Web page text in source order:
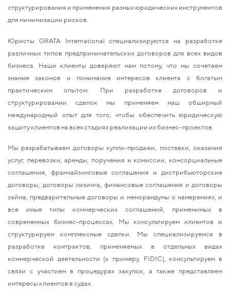
структурирования и применения разных юридических инструментов
для минимизации рисков.
Юристы GRATA International специализируются на разработке
различных типов предпринимательских договоров для всех видов
бизнеса. Наши клиенты доверяют нам потому, что мы сочетаем
знание законов и понимание интересов клиента с богатым
практическим опытом. При разработке договоров и
структурировании сделок мы применяем наш обширный
международный опыт для того, чтобы обеспечить юридическую
защиту клиентов на всех стадиях реализации их бизнес-проектов.
Мы разрабатываем договоры купли-продажи, поставки, оказания
услуг, перевозки, аренды, поручения и комиссии, консорциальные
соглашения, франчайзинговые соглашения и дистрибьюторские
договоры, договоры лизинга, финансовые соглашения и договоры
займа, предварительные договоры и меморандумы о намерениях, и
все иные типы коммерческих соглашений, применимых в
современных бизнес-процессах. Мы консультируем клиентов и
структурируем комплексные сделки. Мы специализируемся в
разработке контрактов, применяемых в отдельных видах
коммерческой деятельности (к примеру, FIDIC), консультируем в
связи с участием в процедурах закупок, а также представляем
интересы клиентов в судах.